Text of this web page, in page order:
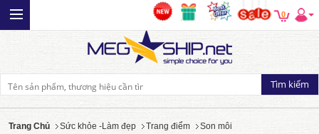
0
Trang Chủ Sức khỏe -Làm đẹp Trang điểm Son môi